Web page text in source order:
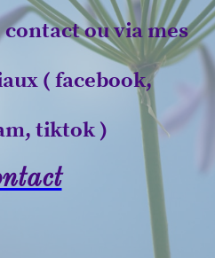
ou via mes
( facebook,
tiktok )